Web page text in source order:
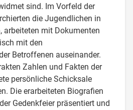
sind. Im Vorfeld der
die Jugendlichen in
arbeiteten mit Dokumenten
mit den
Betroffenen auseinander.
Zahlen und Fakten der
persönliche Schicksale
Die erarbeiteten Biografien
Gedenkfeier präsentiert und